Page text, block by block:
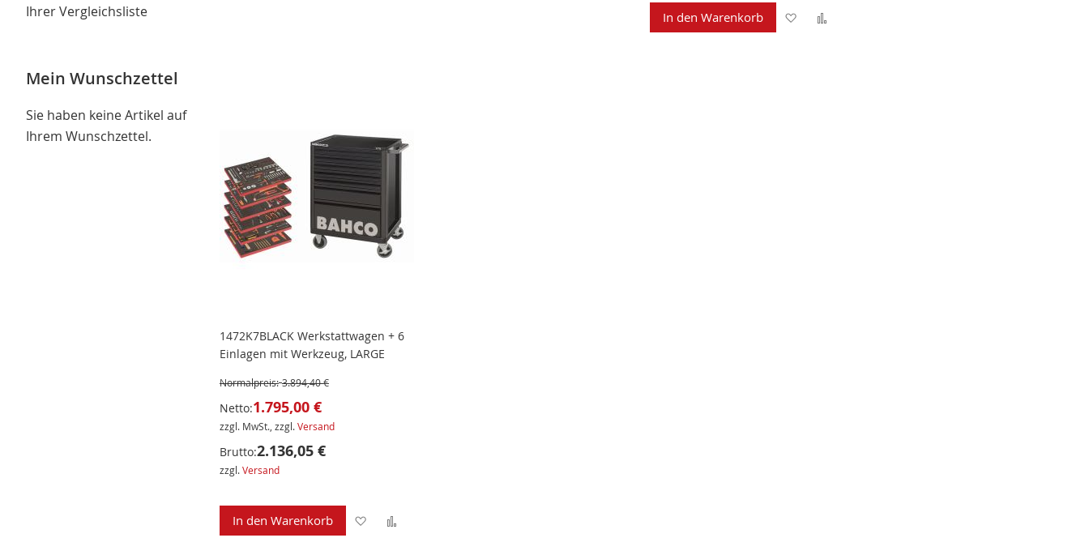
hinzufügenIn den Warenkorb
Zur
1472K7BLACK Werkstattwagen + 6
Einlagen mit Werkzeug, LARGE
Normalpreis: 3.894,40 €
Netto:1.795,00 €
zzgl. MwSt., zzgl.Versand
Brutto:2.136,05 €
zzgl.Versand
In den Warenkorb
Zur
Ihrer Vergleichsliste
Mein Wunschzettel
Sie haben keine Artikel auf
Ihrem Wunschzettel.